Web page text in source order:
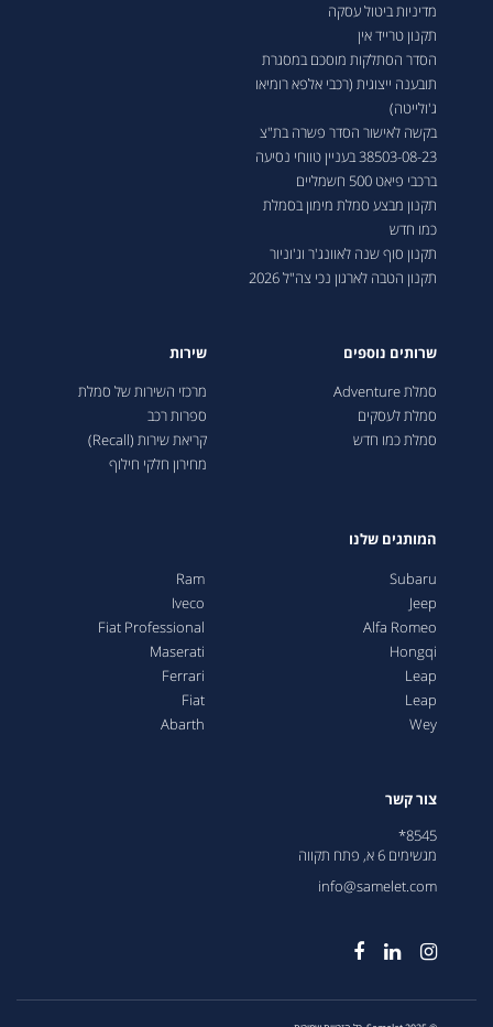
מדיניות ביטול עסקה
תקנון טרייד אין
הסדר הסתלקות מוסכם במסגרת
תובענה ייצוגית (רכבי אלפא רומיאו
ג'ולייטה)
בקשה לאישור הסדר פשרה בת"צ
38503-08-23 בעניין טווחי נסיעה
ברכבי פיאט 500 חשמליים
תקנון מבצע סמלת מימון בסמלת
כמו חדש
תקנון סוף שנה לאוונג'ר וג'וניור
תקנון הטבה לארגון נכי צה"ל 2026
שרותים נוספים
סמלת Adventure
סמלת לעסקים
סמלת כמו חדש
שירות
מרכזי השירות של סמלת
ספרות רכב
קריאת שירות (Recall)
מחירון חלקי חילוף
המותגים שלנו
Subaru
Jeep
Alfa Romeo
Hongqi
Leap
Leap
Wey
Ram
Iveco
Fiat Professional
Maserati
Ferrari
Fiat
Abarth
צור קשר
8545*
מגשימים 6 א, פתח תקווה
info@samelet.com